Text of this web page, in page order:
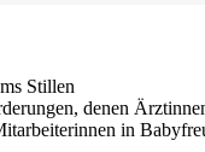
Stillen
denen
in